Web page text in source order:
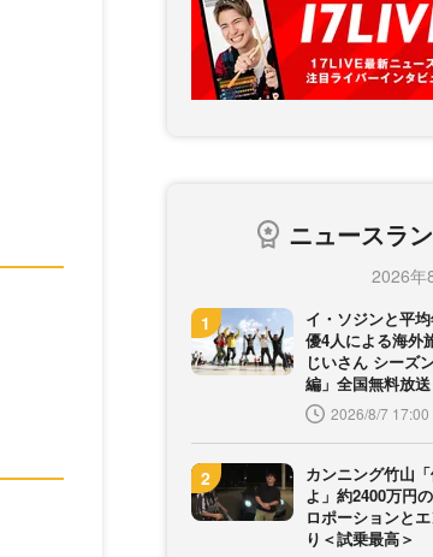
ニュースラ
2026年
イ・ソジンと平
優4人による海
じいさん シーズ
編」全国無料放送
2026/8/7 17:00
カンニング竹山
よ」約2400万円
ロポーションと
り＜試乗最高＞